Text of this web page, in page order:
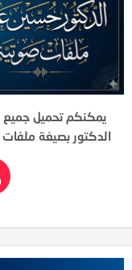
14- قوله تعالى: ” وأزلفت
القرآن؛ ونسأل الله أن يسعدنا
والأيات السابقة ذكر الله
يمكنكم تحميل
الدكتور بصيغة ملفات